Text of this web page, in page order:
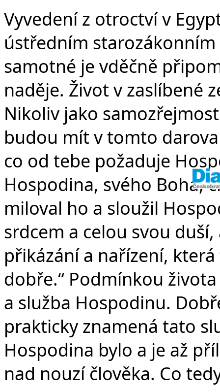
v
Vyvedení z otroctví v
ústředním
samotné je vděčně
naděje. Život v zaslíbené
Nikoliv jako
budou mít v tomto
co od tebe požaduje
Hospodina, svého Boha,
miloval ho a sloužil
srdcem a celou svou
přikázání a nařízení,
dobře.“ Podmínkou
a služba Hospodinu.
prakticky znamená tato
Hospodina bylo a je až
nad nouzí člověka. Co